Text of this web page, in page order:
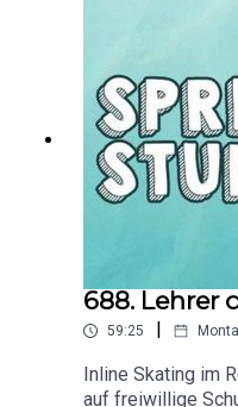
DoktorFroid
Diskussionen
auf unserem
https://
unseren
https://linktr.ee/
688. Lehrer
59:25
Inline Skating im
auf freiwillige